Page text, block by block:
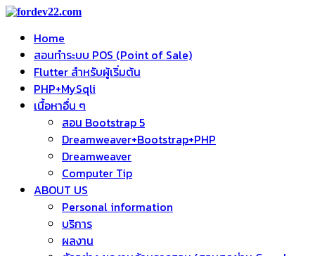
Home
สอนทำระบบ POS (Point of Sale)
Flutter สำหรับผู้เริ่มต้น
PHP+MySqli
เนื้อหาอื่น ๆ
สอน Bootstrap 5
Dreamweaver+Bootstrap+PHP
Dreamweaver
Computer Tip
ABOUT US
Personal information
บริการ
ผลงาน